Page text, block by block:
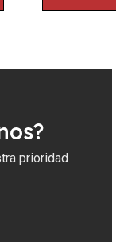
prioridad